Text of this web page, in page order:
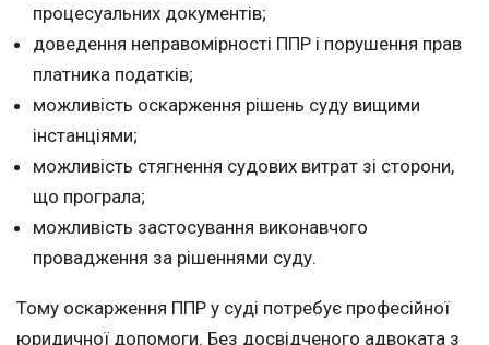
процесуальних документів;
доведення неправомірності ППР і порушення прав
платника податків;
можливість оскарження рішень суду вищими
інстанціями;
можливість стягнення судових витрат зі сторони,
що програла;
можливість застосування виконавчого
провадження за рішеннями суду.
Тому оскарження ППР у суді потребує професійної
юридичної допомоги. Без досвідченого адвоката з